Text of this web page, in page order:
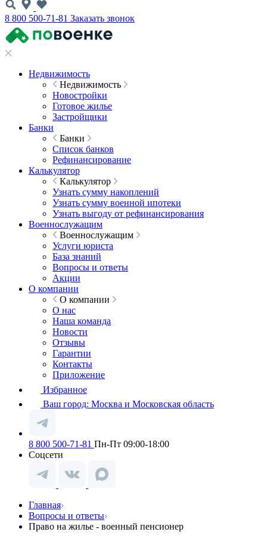
8 800 500-71-81 Заказать звонок
Недвижимость
Недвижимость
Новостройки
Готовое жилье
Застройщики
Банки
Банки
Список банков
Рефинансирование
Калькулятор
Калькулятор
Узнать сумму накоплений
Узнать сумму военной ипотеки
Узнать выгоду от рефинансирования
Военнослужащим
Военнослужащим
Услуги юриста
База знаний
Вопросы и ответы
Акции
О компании
О компании
О нас
Наша команда
Новости
Отзывы
Гарантии
Контакты
Приложение
Избранное
Ваш город: Москва и Московская область
8 800 500-71-81 Пн-Пт 09:00-18:00
Соцсети
Главная
Вопросы и ответы
Право на жилье - военный пенсионер